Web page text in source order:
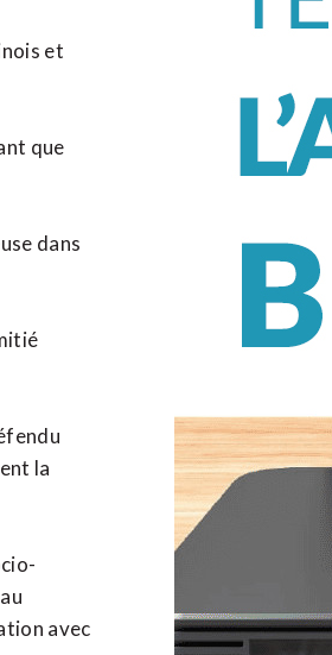
et
que
dans
la
avec